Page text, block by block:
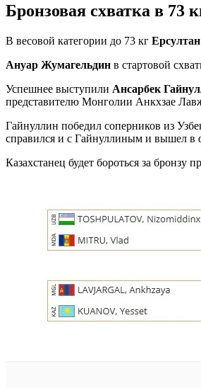
Бронзовая схватка в 73
В весовой категории до 73 кг
Ануар Жумагельдин в стартовой
Успешнее выступили Ансарбек
представителю Монголии Анкхзае
Гайнуллин победил соперников из
справился и с Гайнуллиным и вышел в
Казахстанец будет бороться за